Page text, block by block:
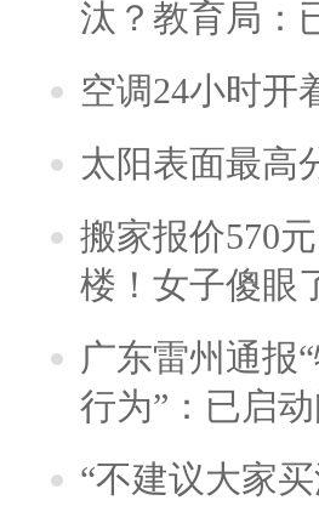
汰？教育局：
空调24小时开
太阳表面最高
搬家报价570
楼！女子傻
广东雷州通报
行为”：已启
“不建议大家